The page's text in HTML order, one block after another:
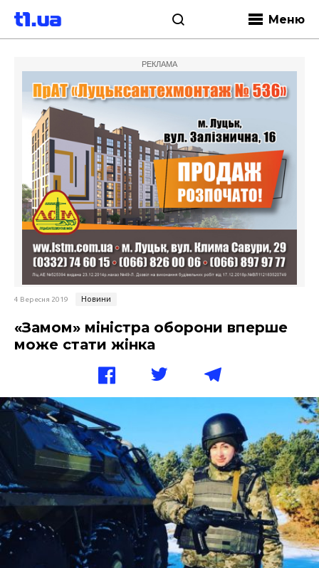
Меню
РЕКЛАМА
4 Вересня 2019 Новини
«Замом» міністра оборони вперше
може стати жінка